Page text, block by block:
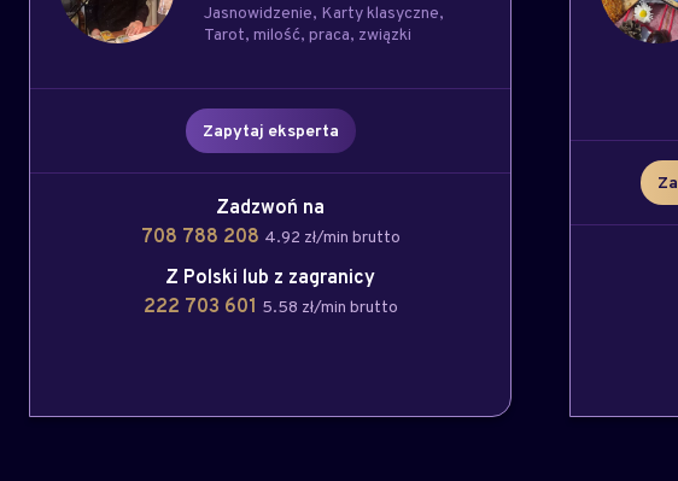
Jasnowidzenie Karty klasyczne
Tarot milość praca związki
Zapytaj eksperta
Zadzwoń na
708 788 208 4.92 zł/min brutto
Z Polski lub z zagranicy
222 703 601 5.58 zł/min brutto